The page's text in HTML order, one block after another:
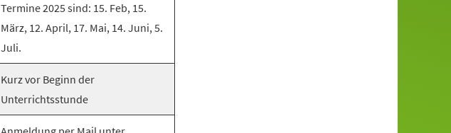
Termine 2025 sind: 15. Feb, 15.
März, 12. April, 17. Mai, 14. Juni, 5.
Juli.
Kurz vor Beginn der
Unterrichtsstunde